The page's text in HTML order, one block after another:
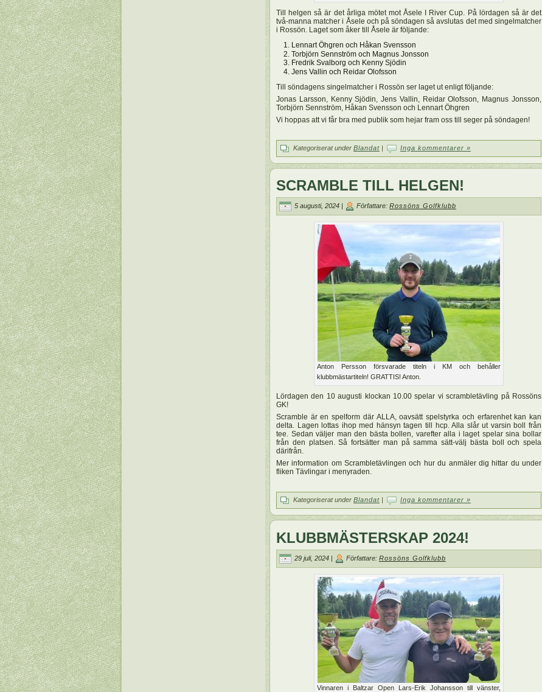
Till helgen så är det årliga mötet mot Åsele I River Cup. På lördagen så är det
två-manna matcher i Åsele och på söndagen så avslutas det med singelmatcher
i Rossön. Laget som åker till Åsele är följande:
Lennart Öhgren och Håkan Svensson
Torbjörn Sennström och Magnus Jonsson
Fredrik Svalborg och Kenny Sjödin
Jens Vallin och Reidar Olofsson
Till söndagens singelmatcher i Rossön ser laget ut enligt följande:
Jonas Larsson, Kenny Sjödin, Jens Vallin, Reidar Olofsson, Magnus Jonsson,
Torbjörn Sennström, Håkan Svensson och Lennart Öhgren
Vi hoppas att vi får bra med publik som hejar fram oss till seger på söndagen!
Kategoriserat under Blandat | Inga kommentarer »
SCRAMBLE TILL HELGEN!
5 augusti, 2024 | Författare: Rossöns Golfklubb
Anton Persson försvarade titeln i KM och behåller
klubbmästartiteln! GRATTIS! Anton.
Lördagen den 10 augusti klockan 10.00 spelar vi scrambletävling på Rossöns
GK!
Scramble är en spelform där ALLA, oavsätt spelstyrka och erfarenhet kan kan
delta. Lagen lottas ihop med hänsyn tagen till hcp. Alla slår ut varsin boll från
tee. Sedan väljer man den bästa bollen, varefter alla i laget spelar sina bollar
från den platsen. Så fortsätter man på samma sätt-välj bästa boll och spela
därifrån.
Mer information om Scrambletävlingen och hur du anmäler dig hittar du under
fliken Tävlingar i menyraden.
Kategoriserat under Blandat | Inga kommentarer »
KLUBBMÄSTERSKAP 2024!
29 juli, 2024 | Författare: Rossöns Golfklubb
Vinnaren i Baltzar Open Lars-Erik Johansson till vänster,